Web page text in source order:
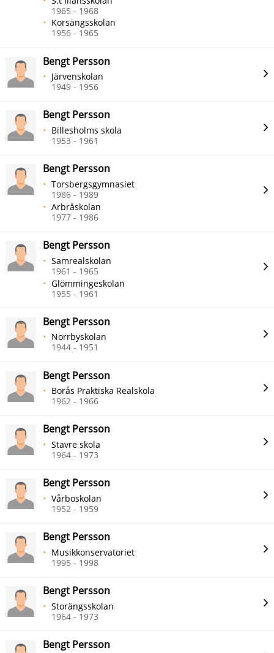
1965 - 1968
Korsängsskolan
1956 - 1965
Bengt Persson
Järvenskolan
1949 - 1956
Bengt Persson
Billesholms skola
1953 - 1961
Bengt Persson
Torsbergsgymnasiet
1986 - 1989
Arbråskolan
1977 - 1986
Bengt Persson
Samrealskolan
1961 - 1965
Glömmingeskolan
1955 - 1961
Bengt Persson
Norrbyskolan
1944 - 1951
Bengt Persson
Borås Praktiska Realskola
1962 - 1966
Bengt Persson
Stavre skola
1964 - 1973
Bengt Persson
Vårboskolan
1952 - 1959
Bengt Persson
Musikkonservatoriet
1995 - 1998
Bengt Persson
Storängsskolan
1964 - 1973
Bengt Persson